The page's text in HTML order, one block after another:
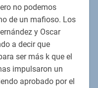
no podemos
de un mafioso. Los
y Oscar
a decir que
ser más k que el
impulsaron un
aprobado por el